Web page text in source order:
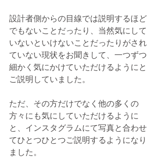
設計者側からの目線では説明するほど
でもないことだったり、当然気にして
いないといけないことだったりがされ
ていない現状をお聞きして、一つずつ
細かく気にかけていただけるようにと
ご説明していました。
ただ、その方だけでなく他の多くの
方々にも気にしていただけるように
と、インスタグラムにて写真と合わせ
てひとつひとつご説明するようになり
ました。